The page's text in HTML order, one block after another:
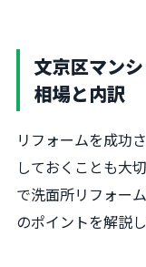
文京区マン
相場と内訳
リフォームを成功
しておくことも大
で洗面所リフォー
のポイントを解説し